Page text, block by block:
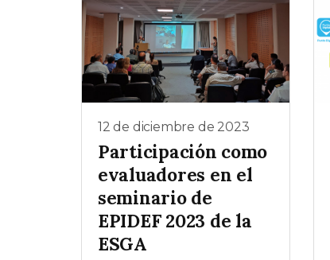
12 de diciembre de 2023
Participación como
evaluadores en el
seminario de
EPIDEF 2023 de la
ESGA